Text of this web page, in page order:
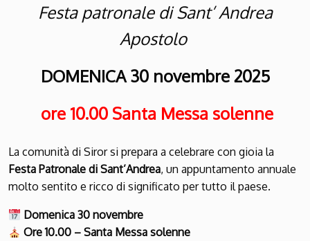
Festa patronale di Sant’ Andrea
Apostolo
DOMENICA 30 novembre 2025
ore 10.00 Santa Messa solenne
La comunità di Siror si prepara a celebrare con gioia la
Festa Patronale di Sant’Andrea, un appuntamento annuale
molto sentito e ricco di significato per tutto il paese.
Domenica 30 novembre
Ore 10.00 – Santa Messa solenne